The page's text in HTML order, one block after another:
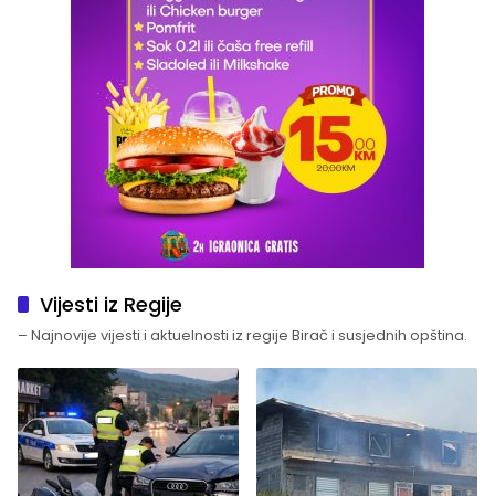
Vijesti iz Regije
– Najnovije vijesti i aktuelnosti iz regije Birač i susjednih opština.